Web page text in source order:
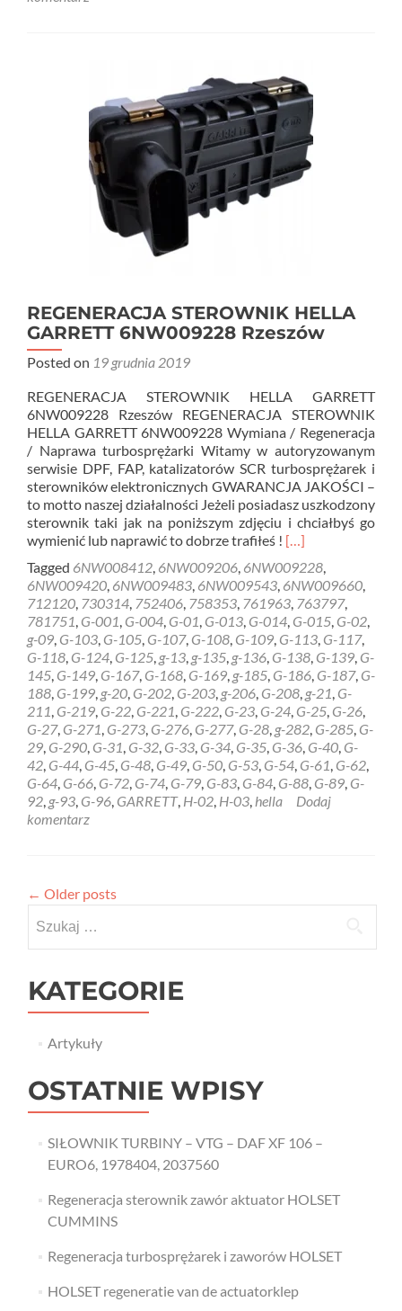
REGENERACJA STEROWNIK HELLA
GARRETT 6NW009228 Rzeszów
Posted on 19 grudnia 2019
REGENERACJA STEROWNIK HELLA GARRETT
6NW009228 Rzeszów REGENERACJA STEROWNIK
HELLA GARRETT 6NW009228 Wymiana / Regeneracja
/ Naprawa turbosprężarki Witamy w autoryzowanym
serwisie DPF, FAP, katalizatorów SCR turbosprężarek i
sterowników elektronicznych GWARANCJA JAKOŚCI –
to motto naszej działalności Jeżeli posiadasz uszkodzony
sterownik taki jak na poniższym zdjęciu i chciałbyś go
wymienić lub naprawić to dobrze trafiłeś ! Read
about
REGENERACJA
STEROWNIK
HELLA
GARRETT
6NW009228
Rzeszów
[…]
Tagged 6NW008412, 6NW009206, 6NW009228,
6NW009420, 6NW009483, 6NW009543, 6NW009660,
712120, 730314, 752406, 758353, 761963, 763797,
781751, G-001, G-004, G-01, G-013, G-014, G-015, G-02,
g-09, G-103, G-105, G-107, G-108, G-109, G-113, G-117,
G-118, G-124, G-125, g-13, g-135, g-136, G-138, G-139, G-
145, G-149, G-167, G-168, G-169, g-185, G-186, G-187, G-
188, G-199, g-20, G-202, G-203, g-206, G-208, g-21, G-
211, G-219, G-22, G-221, G-222, G-23, G-24, G-25, G-26,
G-27, G-271, G-273, G-276, G-277, G-28, g-282, G-285, G-
29, G-290, G-31, G-32, G-33, G-34, G-35, G-36, G-40, G-
42, G-44, G-45, G-48, G-49, G-50, G-53, G-54, G-61, G-62,
G-64, G-66, G-72, G-74, G-79, G-83, G-84, G-88, G-89, G-
92, g-93, G-96, GARRETT, H-02, H-03, hella
Dodaj
komentarz
← Older posts
KATEGORIE
Artykuły
OSTATNIE WPISY
SIŁOWNIK TURBINY – VTG – DAF XF 106 –
EURO6, 1978404, 2037560
Regeneracja sterownik zawór aktuator HOLSET
CUMMINS
Regeneracja turbosprężarek i zaworów HOLSET
HOLSET regeneratie van de actuatorklep